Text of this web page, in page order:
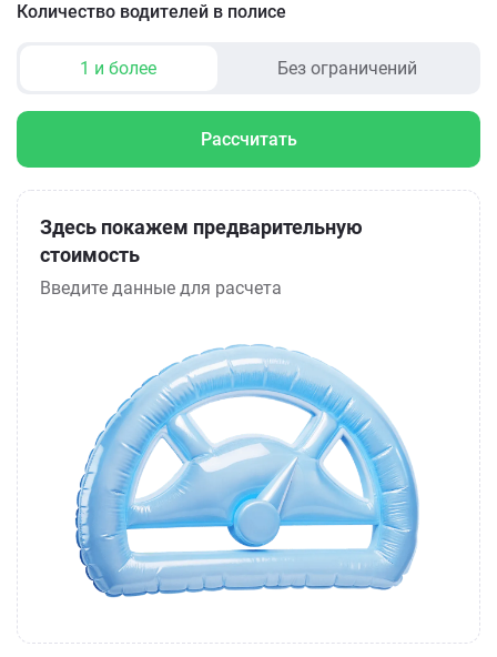
Количество водителей в полисе
1 и более Без ограничений
Рассчитать
Здесь покажем предварительную
стоимость
Введите данные для расчета